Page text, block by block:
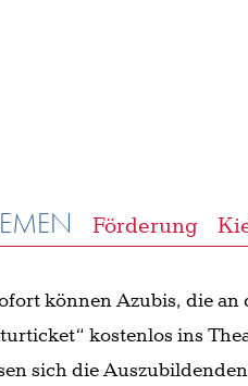
Förderung
können Azubis, die
kostenlos ins
sich die